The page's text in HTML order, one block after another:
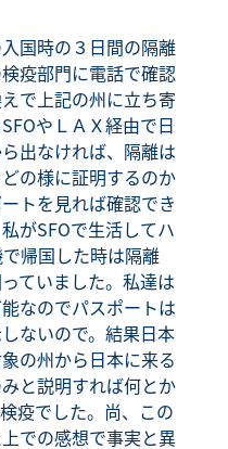
国時の３日間の隔離
疫部門に電話で確認
で上記の州に立ち寄
やＬＡＸ経由で日
出なければ、隔離は
の様に証明するのか
トを見れば確認でき
がSFOで生活してハ
帰国した時は隔離
ていました。私達は
なのでパスポートは
ないので。結果日本
の州から日本に来る
と説明すれば何とか
疫でした。尚、この
での感想で事実と異